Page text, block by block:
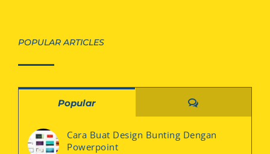
POPULAR ARTICLES
Popular Comments
Cara Buat Design Bunting Dengan
Powerpoint